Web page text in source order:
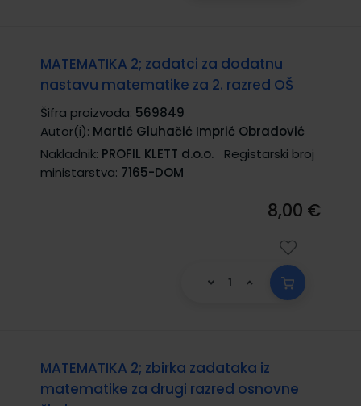
MATEMATIKA 2; zadatci za dodatnu
nastavu matematike za 2. razred OŠ
Šifra proizvoda: 569849
Autor(i): Martić Gluhačić Imprić Obradović
Nakladnik: PROFIL KLETT d.o.o.
Registarski broj
ministarstva: 7165-DOM
8,00 €
MATEMATIKA 2; zbirka zadataka iz
matematike za drugi razred osnovne